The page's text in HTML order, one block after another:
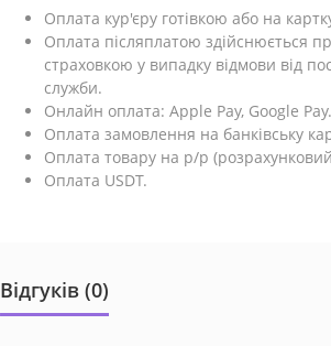
Оплата кур'єру готівкою або на
Оплата післяплатою здійснюється
страховкою у випадку відмови від
служби.
Онлайн оплата: Apple Pay, Google Pay.
Оплата замовлення на банківську
Оплата товару на р/р
Оплата USDT.
Відгуків (0)